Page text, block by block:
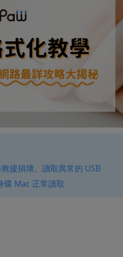
援損壞、讀取異常的 USB
碟 Mac 正常讀取